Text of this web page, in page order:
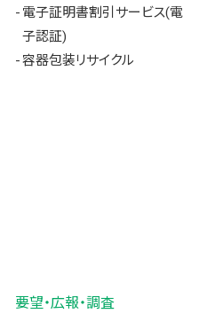
電子証明書割引サービス(電
子認証)
容器包装リサイクル
要望・広報・調査